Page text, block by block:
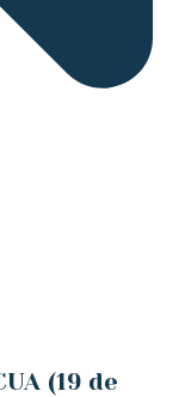
(19 de